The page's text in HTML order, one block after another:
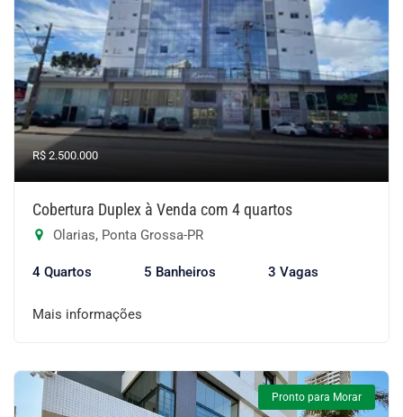
R$ 2.500.000
Cobertura Duplex à Venda com 4 quartos
Olarias, Ponta Grossa-PR
4 Quartos 5 Banheiros 3 Vagas
Mais informações
Pronto para Morar